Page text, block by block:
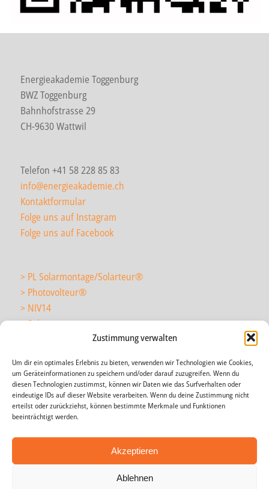
Zustimmung verwalten
Um dir ein optimales Erlebnis zu bieten, verwenden wir Technologien wie Cookies,
um Geräteinformationen zu speichern und/oder darauf zuzugreifen. Wenn du
diesen Technologien zustimmst, können wir Daten wie das Surfverhalten oder
eindeutige IDs auf dieser Website verarbeiten. Wenn du deine Zustimmung nicht
erteilst oder zurückziehst, können bestimmte Merkmale und Funktionen
beeinträchtigt werden.
Akzeptieren
Ablehnen
Energieakademie Toggenburg
BWZ Toggenburg
Bahnhofstrasse 29
CH-9630 Wattwil
Telefon +41 58 228 85 83
info@energieakademie.ch
Kontaktformular
Folge uns auf Instagram
Folge uns auf Facebook
> PL Solarmontage/Solarteur®
> Photovolteur®
> NIV14
> Solarmonteur
> wir über uns
> News
> Agenda
> Impressum